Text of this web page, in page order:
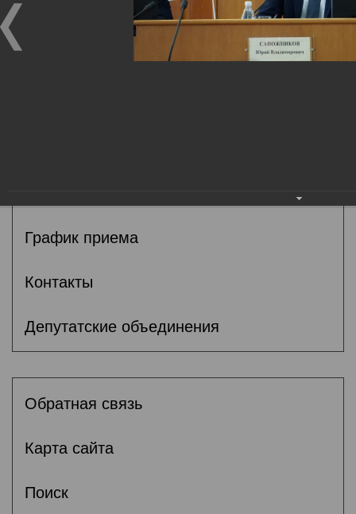
График приема
Контакты
Депутатские объединения
Обратная связь
Карта сайта
Поиск